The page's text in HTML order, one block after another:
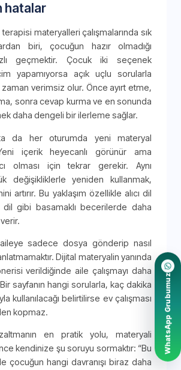
hatalar
materyalleri çalışmalarında sık
biri, çocuğun hazır olmadığı
geçmektir. Çocuk iki seçenek
yapamıyorsa açık uçlu sorularla
verimsiz olur. Önce ayırt etme,
sonra cevap kurma ve en sonunda
daha dengeli bir ilerleme sağlar.
da her oturumda yeni materyal
içerik heyecanlı görünür ama
olması için tekrar gerekir. Aynı
değişikliklerle yeniden kullanmak,
artırır. Bu yaklaşım özellikle alıcı dil
gibi basamaklı becerilerde daha
sadece dosya gönderip nasıl
Dijital materyalin yanında
verildiğinde aile çalışmayı daha
sayfanın hangi sorularla, kaç dakika
kullanılacağı belirtilirse ev çalışması
kopmaz.
en pratik yolu, materyali
kendinize şu soruyu sormaktır: “Bu
çocuğun hangi davranışı biraz daha
WhatsApp Grubumuz